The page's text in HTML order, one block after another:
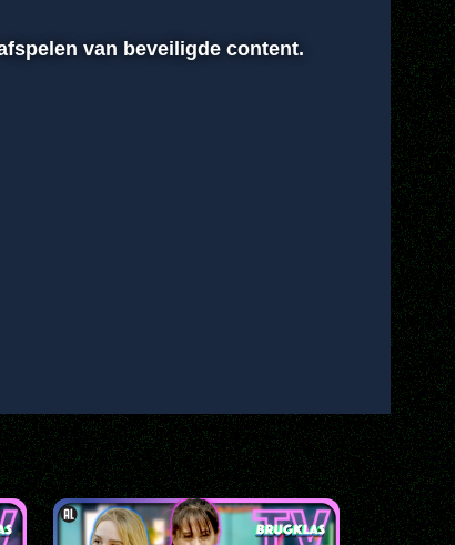
Volledig scherm
van beveiligde content.